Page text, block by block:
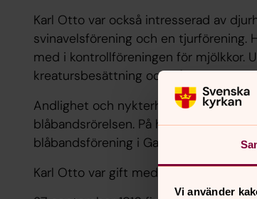
Vi använder
Karl Otto var också intresserad av
svinavelsförening och en tjurförening.
med i kontrollföreningen för mjölkkor.
kreatursbesättning och gårdens
Andlighet och nykterhet var viktiga för
blåbandsrörelsen. På hans initiativ
blåbandsförening i Gammalkil.
Karl Otto var gift med Mathilda och